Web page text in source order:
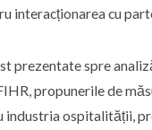
interacționarea cu
prezentate spre
propunerile de
industria ospitalității,